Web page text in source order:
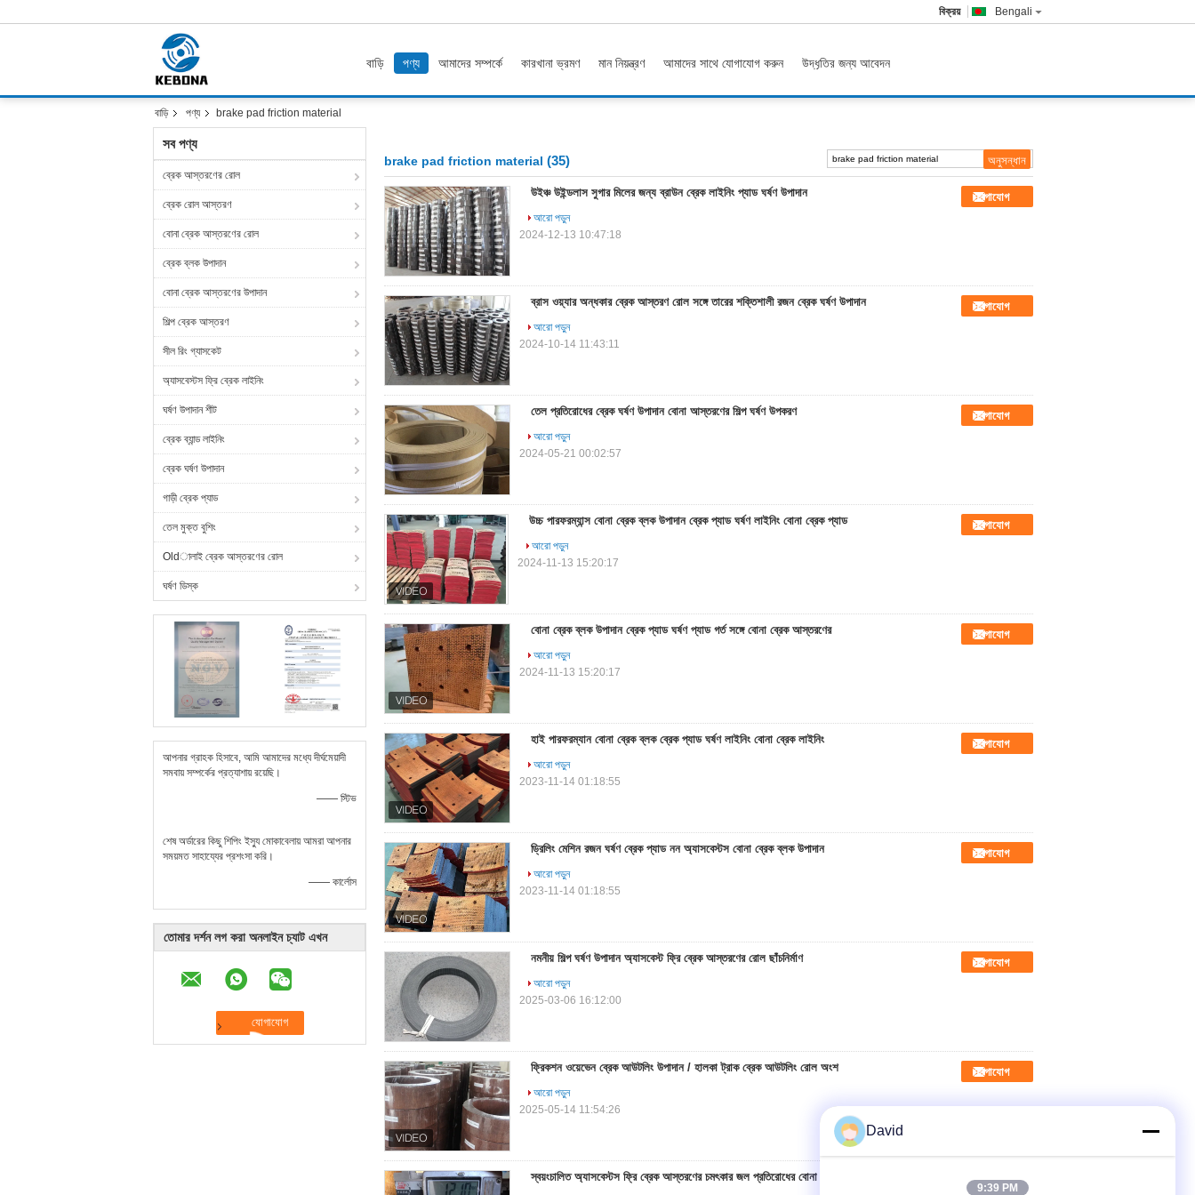
Bengali
বিক্রয়
বাড়ি পণ্য আমাদের সম্পর্কে কারখানা ভ্রমণ মান নিয়ন্ত্রণ আমাদের সাথে যোগাযোগ করুন উদ্ধৃতির জন্য আবেদন
বাড়ি পণ্য brake pad friction material
সব পণ্য
ব্রেক আস্তরণের রোল
ব্রেক রোল আস্তরণ
বোনা ব্রেক আস্তরণের রোল
ব্রেক ব্লক উপাদান
বোনা ব্রেক আস্তরণের উপাদান
শিল্প ব্রেক আস্তরণ
সীল রিং গ্যাসকেট
অ্যাসবেস্টস ফ্রি ব্রেক লাইনিং
ঘর্ষণ উপাদান শীট
ব্রেক ব্যান্ড লাইনিং
ব্রেক ঘর্ষণ উপাদান
গাড়ী ব্রেক প্যাড
তেল মুক্ত বুশিং
Oldালাই ব্রেক আস্তরণের রোল
ঘর্ষণ ডিস্ক
আপনার গ্রাহক হিসাবে, আমি আমাদের মধ্যে দীর্ঘমেয়াদী
সমবায় সম্পর্কের প্রত্যাশায় রয়েছি।
—— স্টিভ
শেষ অর্ডারের কিছু শিপিং ইস্যু মোকাবেলায় আমরা আপনার
সময়মত সাহায্যের প্রশংসা করি।
—— কার্লোস
তোমার দর্শন লগ করা অনলাইন চ্যাট এখন
brake pad friction material (35)
উইঞ্চ উইন্ডলাস সুগার মিলের জন্য ব্রাউন ব্রেক লাইনিং প্যাড ঘর্ষণ উপাদান যোগাযোগ
আরো পড়ুন
2024-12-13 10:47:18
ব্রাস ওয়্যার অন্ধকার ব্রেক আস্তরণ রোল সঙ্গে তারের শক্তিশালী রজন ব্রেক ঘর্ষণ উপাদান যোগাযোগ
আরো পড়ুন
2024-10-14 11:43:11
তেল প্রতিরোধের ব্রেক ঘর্ষণ উপাদান বোনা আস্তরণের শিল্প ঘর্ষণ উপকরণ যোগাযোগ
আরো পড়ুন
2024-05-21 00:02:57
উচ্চ পারফরম্যান্স বোনা ব্রেক ব্লক উপাদান ব্রেক প্যাড ঘর্ষণ লাইনিং বোনা ব্রেক প্যাড যোগাযোগ
আরো পড়ুন
2024-11-13 15:20:17
বোনা ব্রেক ব্লক উপাদান ব্রেক প্যাড ঘর্ষণ প্যাড গর্ত সঙ্গে বোনা ব্রেক আস্তরণের যোগাযোগ
আরো পড়ুন
2024-11-13 15:20:17
হাই পারফরম্যান বোনা ব্রেক ব্লক ব্রেক প্যাড ঘর্ষণ লাইনিং বোনা ব্রেক লাইনিং যোগাযোগ
আরো পড়ুন
2023-11-14 01:18:55
ড্রিলিং মেশিন রজন ঘর্ষণ ব্রেক প্যাড নন অ্যাসবেস্টস বোনা ব্রেক ব্লক উপাদান যোগাযোগ
আরো পড়ুন
2023-11-14 01:18:55
নমনীয় শিল্প ঘর্ষণ উপাদান অ্যাসবেস্ট ফ্রি ব্রেক আস্তরণের রোল ছাঁচনির্মাণ যোগাযোগ
আরো পড়ুন
2025-03-06 16:12:00
ফ্রিকশন ওয়েভেন ব্রেক আউটলিং উপাদান / হালকা ট্রাক ব্রেক আউটলিং রোল অংশ যোগাযোগ
আরো পড়ুন
2025-05-14 11:54:26
স্বয়ংচালিত অ্যাসবেস্টস ফ্রি ব্রেক আস্তরণের চমৎকার জল প্রতিরোধের বোনা ব্রেক যোগাযোগ
David
9:39 PM